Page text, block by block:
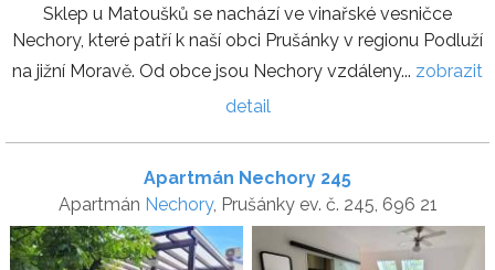
Sklep u Matoušků se nachází ve vinařské vesničce
Nechory, které patří k naší obci Prušánky v regionu Podluží
na jižní Moravě. Od obce jsou Nechory vzdáleny... zobrazit
detail
Apartmán Nechory 245
Apartmán Nechory, Prušánky ev. č. 245, 696 21